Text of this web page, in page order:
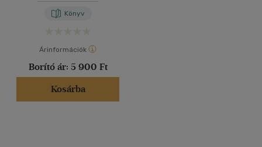
Könyv
Árinformációk
Borító ár: 5 900 Ft
Kosárba